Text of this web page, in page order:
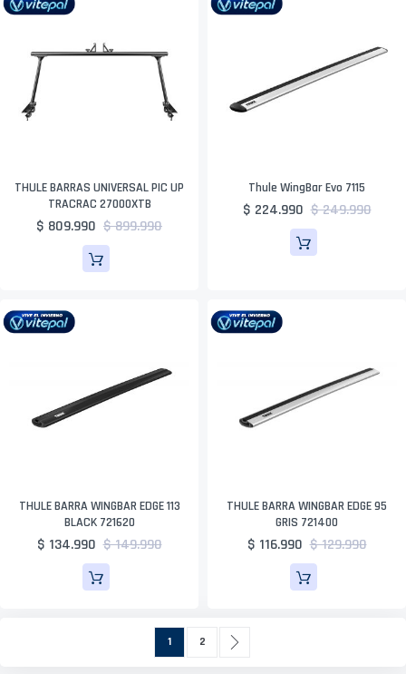
THULE BARRAS UNIVERSAL PIC UP
TRACRAC 27000XTB
$ 809.990 $ 899.990
Thule WingBar Evo 7115
$ 224.990 $ 249.990
THULE BARRA WINGBAR EDGE 113
BLACK 721620
$ 134.990 $ 149.990
THULE BARRA WINGBAR EDGE 95
GRIS 721400
$ 116.990 $ 129.990
Actualmente estás leyendo página
1 Página
2